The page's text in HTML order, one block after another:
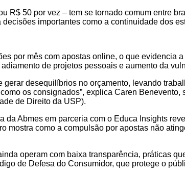
R$ 50 por vez – tem se tornado comum entre
importantes como a continuidade dos
por mês com apostas online, o que evidencia
de projetos pessoais e aumento da
desequilíbrios no orçamento, levando
os consignados”, explica Caren
de Direito da USP).
Abmes em parceria com o Educa Insights
mostra como a compulsão por apostas não
operam com baixa transparência, práticas
de Defesa do Consumidor, que protege o